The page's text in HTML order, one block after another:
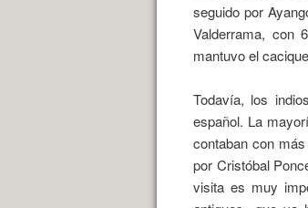
seguido por
Valderrama, con
mantuvo el
Todavía, los
español. La
contaban con
por Cristóbal
visita es muy